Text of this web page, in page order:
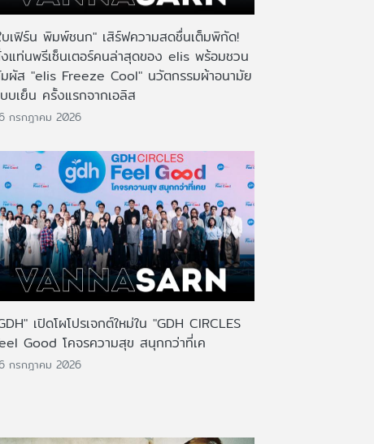
บเฟิร์น พิมพ์ชนก" เสิร์ฟความสดชื่นเต็มพิกัด!
แท่นพรีเซ็นเตอร์คนล่าสุดของ elis พร้อมชวน
ผัส "elis Freeze Cool" นวัตกรรมผ้าอนามัย
บเย็น ครั้งแรกจากเอลิส
กรกฎาคม 2026
เปิดโผโปรเจกต์ใหม่ใน "GDH CIRCLES
Good โคจรความสุข สนุกกว่าที่เค
กรกฎาคม 2026